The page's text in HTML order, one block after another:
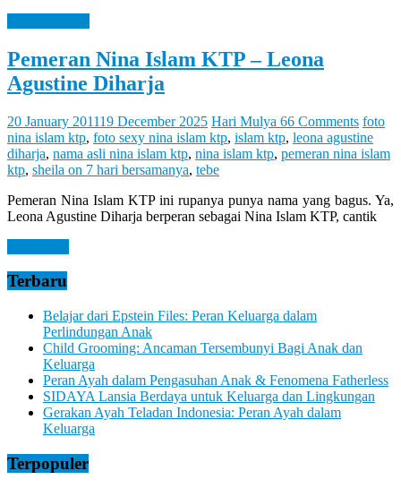
Right
Brain
Let
Feel
It
Pemeran Nina Islam KTP – Leona
Agustine Diharja
20 January 201119 December 2025 Hari Mulya 66 Comments foto
nina islam ktp, foto sexy nina islam ktp, islam ktp, leona agustine
diharja, nama asli nina islam ktp, nina islam ktp, pemeran nina islam
ktp, sheila on 7 hari bersamanya, tebe
Pemeran Nina Islam KTP ini rupanya punya nama yang bagus. Ya,
Leona Agustine Diharja berperan sebagai Nina Islam KTP, cantik
Terbaru
Belajar dari Epstein Files: Peran Keluarga dalam
Perlindungan Anak
Child Grooming: Ancaman Tersembunyi Bagi Anak dan
Keluarga
Peran Ayah dalam Pengasuhan Anak & Fenomena Fatherless
SIDAYA Lansia Berdaya untuk Keluarga dan Lingkungan
Gerakan Ayah Teladan Indonesia: Peran Ayah dalam
Keluarga
Terpopuler